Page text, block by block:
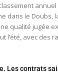
dans le Doubs,
qualité jugée
l’été, avec des
Les contrats